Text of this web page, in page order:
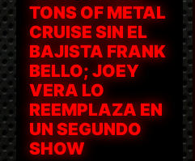
TONS OF METAL
CRUISE SIN EL
BAJISTA FRANK
BELLO; JOEY
VERA LO
REEMPLAZA EN
UN SEGUNDO
SHOW